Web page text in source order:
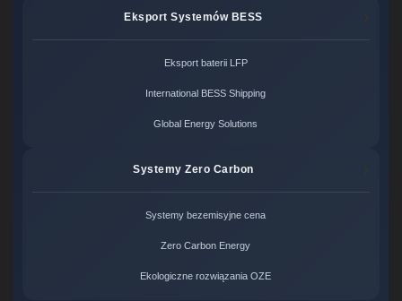
Eksport Systemów BESS
Eksport baterii LFP
International BESS Shipping
Global Energy Solutions
Systemy Zero Carbon
Systemy bezemisyjne cena
Zero Carbon Energy
Ekologiczne rozwiązania OZE